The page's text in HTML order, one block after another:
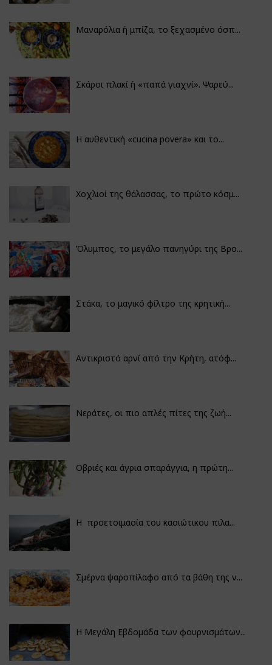
Μαναρόλια ή μπίζα, το ξεχασμένο όσπ...
Σκάροι πλακί ή «παπά γιαχνί». Ψαρεύ...
Η αυθεντική «cucina povera» και το...
Χοχλιοί της θάλασσας, το πρώτο κόσμ...
Όλυμπος, το μεγάλο πανηγύρι της Βρο...
Στάκα, το μαγικό φίλτρο της κρητική...
Αντικριστό αρνί από την Κρήτη, ατόφ...
Νεράτες, οι πιο απλές πίτες της ζωή...
Οβριές και άγρια σπαράγγια, η πρώτη...
Η προετοιμασία του κασιώτικου πιλα...
Σμέρνα ψαροπίλαφο από τα βάθη της ν...
Η Μεγάλη Εβδομάδα των φουρνισμάτων...